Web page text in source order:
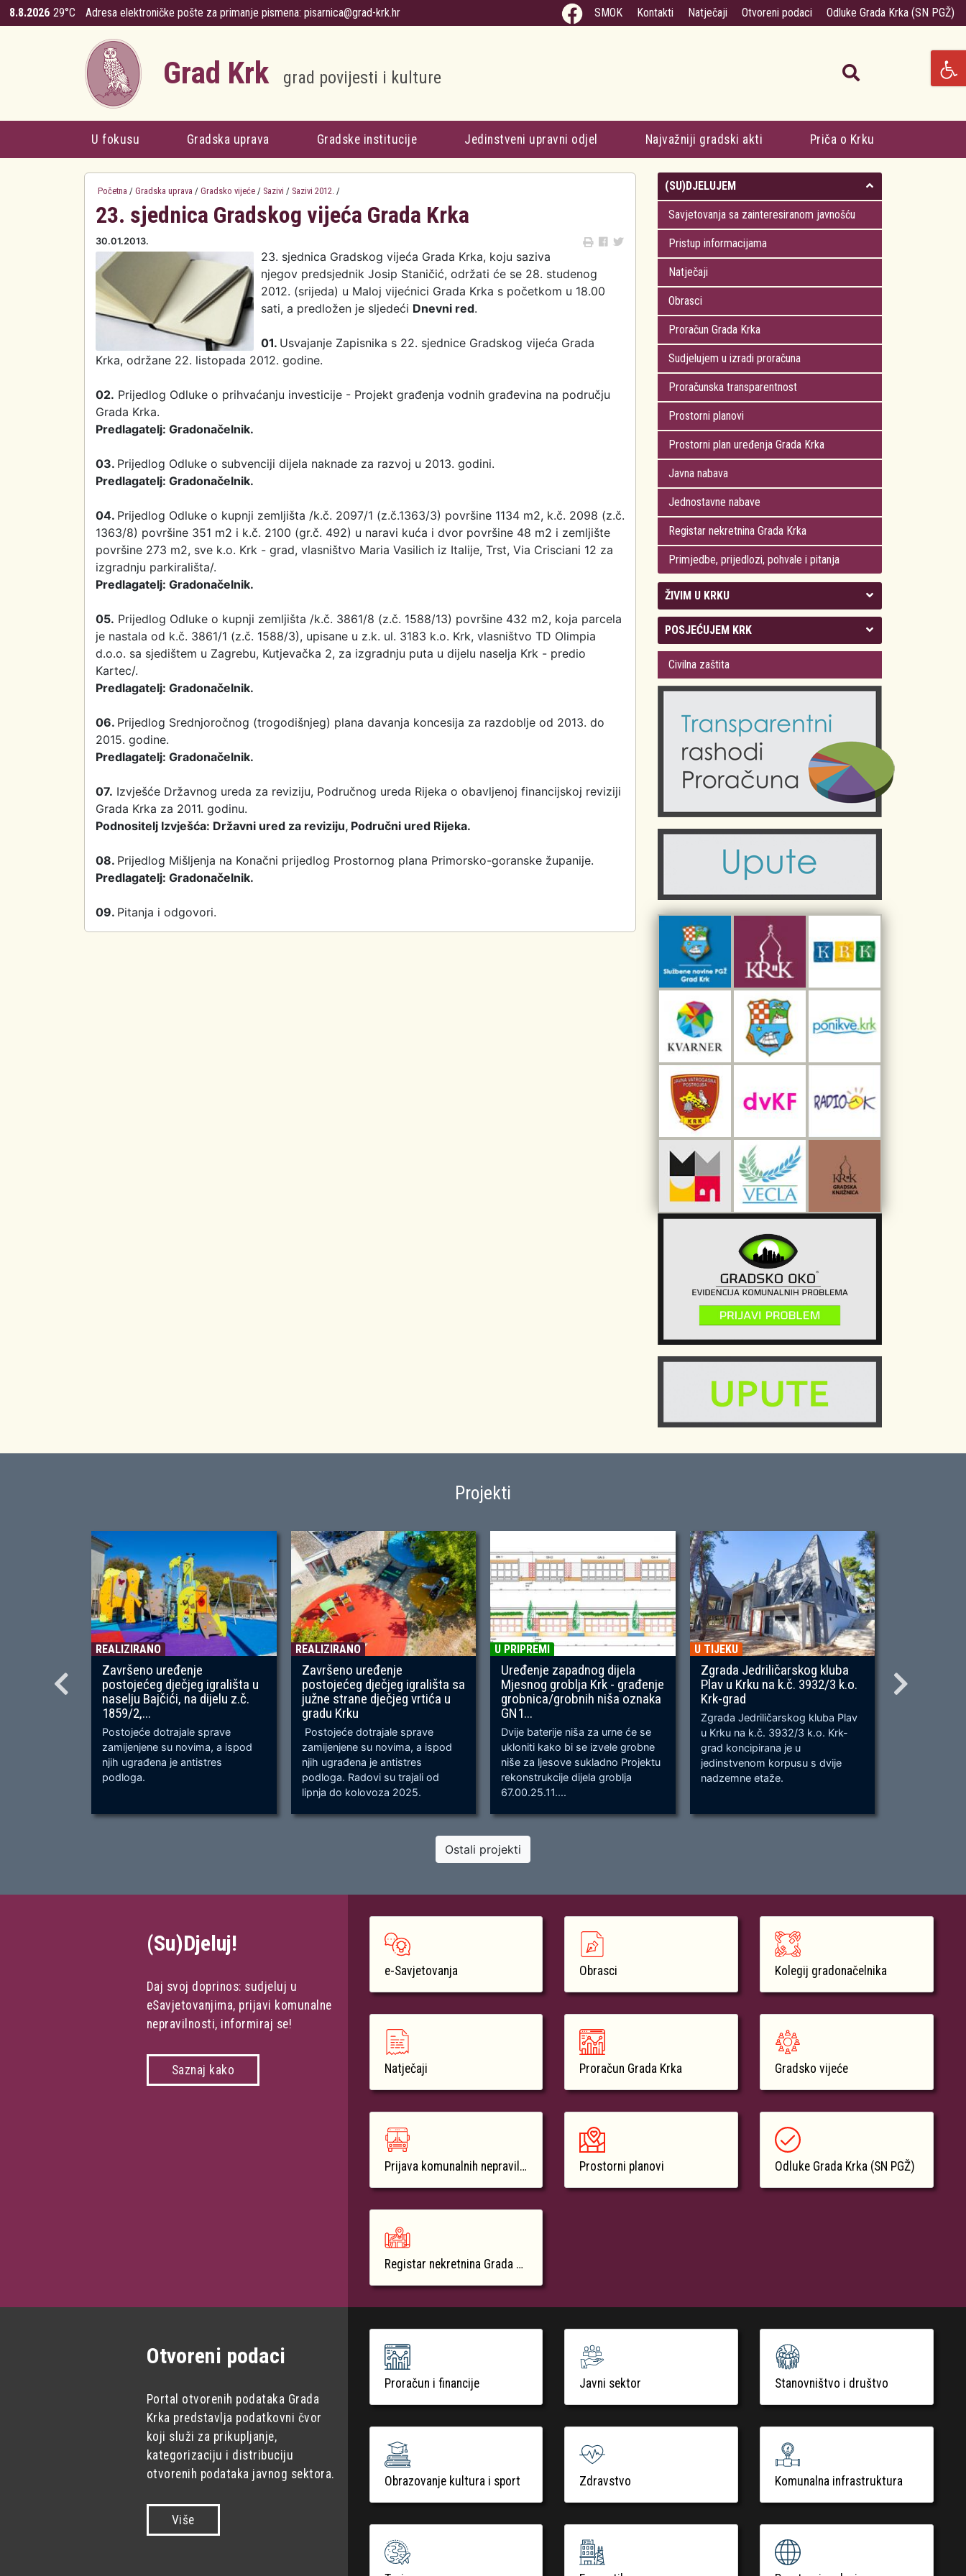
Skoči na glavni sadržaj
8.8.2026 29°C Adresa elektroničke pošte za primanje pismena: pisarnica@grad-krk.hr SMOK Kontakti Natječaji Otvoreni podaci Odluke Grada Krka (SN PGŽ)
Grad Krk grad povijesti i kulture
U fokusu Gradska uprava Gradske institucije Jedinstveni upravni odjel Najvažniji gradski akti Priča o Krku
Početna / Gradska uprava / Gradsko vijeće / Sazivi / Sazivi 2012. /
23. sjednica Gradskog vijeća Grada Krka
30.01.2013.
23. sjednica Gradskog vijeća Grada Krka, koju saziva
njegov predsjednik Josip Staničić, održati će se 28. studenog
2012. (srijeda) u Maloj vijećnici Grada Krka s početkom u 18.00
sati, a predložen je sljedeći Dnevni red.
01. Usvajanje Zapisnika s 22. sjednice Gradskog vijeća Grada
Krka, održane 22. listopada 2012. godine.
02. Prijedlog Odluke o prihvaćanju investicije - Projekt građenja vodnih građevina na području
Grada Krka.
Predlagatelj: Gradonačelnik.
03. Prijedlog Odluke o subvenciji dijela naknade za razvoj u 2013. godini.
Predlagatelj: Gradonačelnik.
04. Prijedlog Odluke o kupnji zemljišta /k.č. 2097/1 (z.č.1363/3) površine 1134 m2, k.č. 2098 (z.č.
1363/8) površine 351 m2 i k.č. 2100 (gr.č. 492) u naravi kuća i dvor površine 48 m2 i zemljište
površine 273 m2, sve k.o. Krk - grad, vlasništvo Maria Vasilich iz Italije, Trst, Via Crisciani 12 za
izgradnju parkirališta/.
Predlagatelj: Gradonačelnik.
05. Prijedlog Odluke o kupnji zemljišta /k.č. 3861/8 (z.č. 1588/13) površine 432 m2, koja parcela
je nastala od k.č. 3861/1 (z.č. 1588/3), upisane u z.k. ul. 3183 k.o. Krk, vlasništvo TD Olimpia
d.o.o. sa sjedištem u Zagrebu, Kutjevačka 2, za izgradnju puta u dijelu naselja Krk - predio
Kartec/.
Predlagatelj: Gradonačelnik.
06. Prijedlog Srednjoročnog (trogodišnjeg) plana davanja koncesija za razdoblje od 2013. do
2015. godine.
Predlagatelj: Gradonačelnik.
07. Izvješće Državnog ureda za reviziju, Područnog ureda Rijeka o obavljenoj financijskoj reviziji
Grada Krka za 2011. godinu.
Podnositelj Izvješća: Državni ured za reviziju, Područni ured Rijeka.
08. Prijedlog Mišljenja na Konačni prijedlog Prostornog plana Primorsko-goranske županije.
Predlagatelj: Gradonačelnik.
09. Pitanja i odgovori.
(SU)DJELUJEM
Savjetovanja sa zainteresiranom javnošću
Pristup informacijama
Natječaji
Obrasci
Proračun Grada Krka
Sudjelujem u izradi proračuna
Proračunska transparentnost
Prostorni planovi
Prostorni plan uređenja Grada Krka
Javna nabava
Jednostavne nabave
Registar nekretnina Grada Krka
Primjedbe, prijedlozi, pohvale i pitanja
ŽIVIM U KRKU
Kolegij gradonačelnika
Gradsko vijeće
Odluke Grada Krka (Službene novine PGŽ)
Obrazovanje
Komunalne usluge
Civilni sektor (arhiva udruga)
Sport i rekreacija
POSJEĆUJEM KRK
Plan Grada Krka
Krk 360° VR panorama
Krk uživo
Fotogalerije
Kalendar događanja
Turistička zajednica otoka Krka
Kulturno-turistička ruta Putovima Frankopana
Dar iz Krka
Interpretacijski centar pomorske baštine
Civilna zaštita
Projekti
REALIZIRANO
Završeno uređenje
postojećeg dječjeg igrališta u
naselju Bajčići, na dijelu z.č.
1859/2,...
Postojeće dotrajale sprave
zamijenjene su novima, a ispod
njih ugrađena je antistres
podloga.
REALIZIRANO
Završeno uređenje
postojećeg dječjeg igrališta sa
južne strane dječjeg vrtića u
gradu Krku
Postojeće dotrajale sprave
zamijenjene su novima, a ispod
njih ugrađena je antistres
podloga. Radovi su trajali od
lipnja do kolovoza 2025.
U PRIPREMI
Uređenje zapadnog dijela
Mjesnog groblja Krk - građenje
grobnica/grobnih niša oznaka
GN1...
Dvije baterije niša za urne će se
ukloniti kako bi se izvele grobne
niše za ljesove sukladno Projektu
rekonstrukcije dijela groblja
67.00.25.11....
U TIJEKU
Zgrada Jedriličarskog kluba
Plav u Krku na k.č. 3932/3 k.o.
Krk-grad
Zgrada Jedriličarskog kluba Plav
u Krku na k.č. 3932/3 k.o. Krk-
grad koncipirana je u
jedinstvenom korpusu s dvije
nadzemne etaže.
OU, na
Ostali projekti
(Su)Djeluj!
Daj svoj doprinos: sudjeluj u
eSavjetovanjima, prijavi komunalne
nepravilnosti, informiraj se!
Saznaj kako
e-Savjetovanja
Natječaji
Prijava komunalnih nepravilnosti
Registar nekretnina Grada Krka
Obrasci
Proračun Grada Krka
Prostorni planovi
Kolegij gradonačelnika
Gradsko vijeće
Odluke Grada Krka (SN PGŽ)
Otvoreni podaci
Portal otvorenih podataka Grada
Krka predstavlja podatkovni čvor
koji služi za prikupljanje,
kategorizaciju i distribuciju
otvorenih podataka javnog sektora.
Više
Proračun i financije
Obrazovanje kultura i sport
Javni sektor
Zdravstvo
Stanovništvo i društvo
Komunalna infrastruktura